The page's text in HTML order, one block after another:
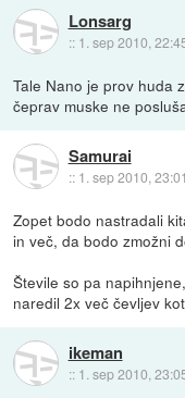
Lonsarg
:: 1. sep 2010,
Tale Nano je prov huda
čeprav muske ne
Samurai
:: 1. sep 2010, 23:01
Zopet bodo nastradali
in več, da bodo zmožni
Števile so pa
naredil 2x več čevljev
ikeman
:: 1. sep 2010,